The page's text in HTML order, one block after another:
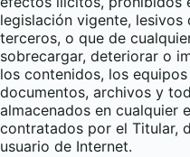
legislación vigente, lesivos
terceros, o que de
sobrecargar, deteriorar o
los contenidos, los
documentos, archivos y
almacenados en cualquier
contratados por el Titular,
usuario de Internet.